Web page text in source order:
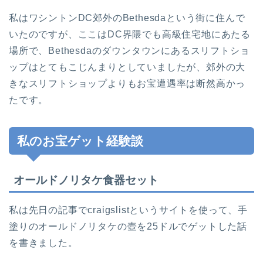
私はワシントンDC郊外のBethesdaという街に住んで
いたのですが、ここはDC界隈でも高級住宅地にあたる
場所で、Bethesdaのダウンタウンにあるスリフトショ
ップはとてもこじんまりとしていましたが、郊外の大
きなスリフトショップよりもお宝遭遇率は断然高かっ
たです。
私のお宝ゲット経験談
オールドノリタケ食器セット
私は先日の記事でcraigslistというサイトを使って、手
塗りのオールドノリタケの壺を25ドルでゲットした話
を書きました。